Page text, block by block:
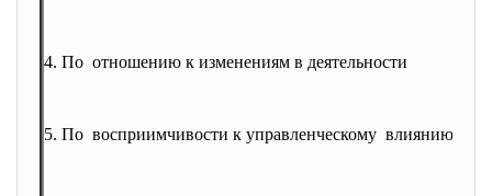
4. По отношению к изменениям в деятельности
5. По восприимчивости к управленческому влиянию